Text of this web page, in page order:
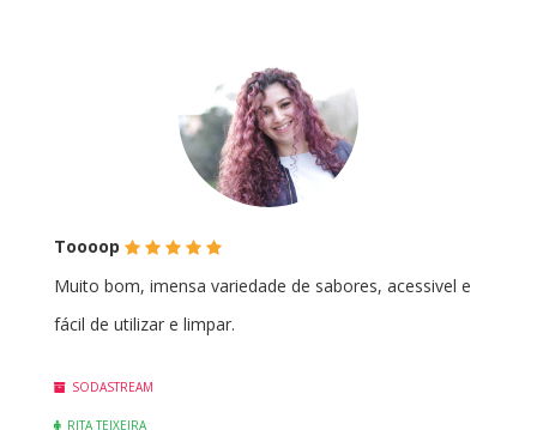
Toooop (*)(*)(*)(*)(*)
Muito bom, imensa variedade de sabores, acessivel e
fácil de utilizar e limpar.
SODASTREAM
RITA TEIXEIRA